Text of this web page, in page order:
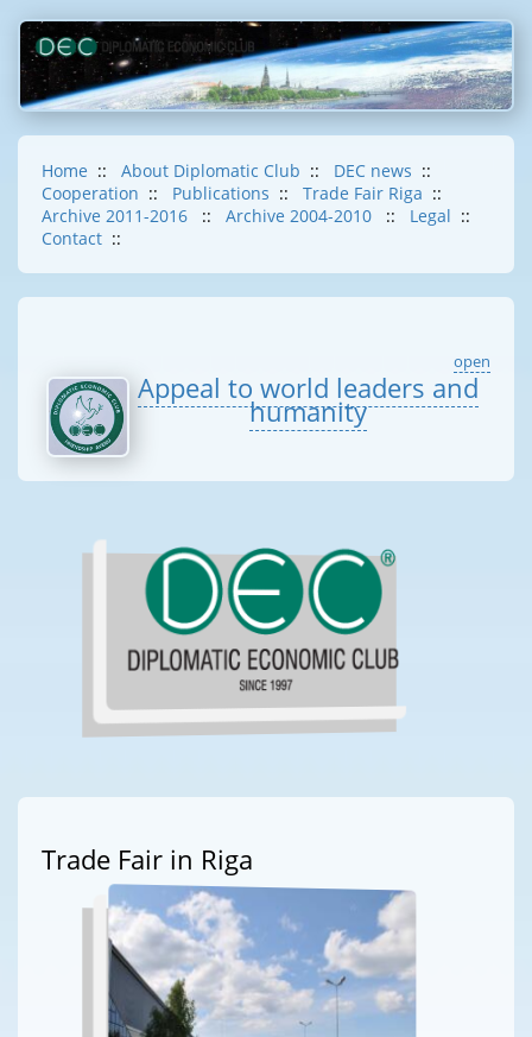
Home :: About Diplomatic Club :: DEC news ::
Cooperation :: Publications :: Trade Fair Riga ::
Archive 2011-2016
:: Archive 2004-2010 :: Legal ::
Contact ::
open
Appeal to world leaders and
humanity
Trade Fair in Riga